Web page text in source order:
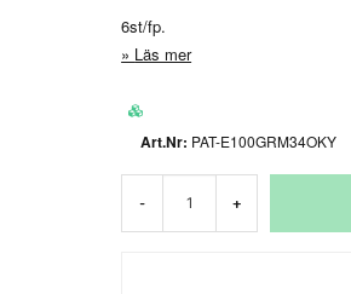
6st/fp.
Läs mer
PAT-E100GRM34OKY
- +